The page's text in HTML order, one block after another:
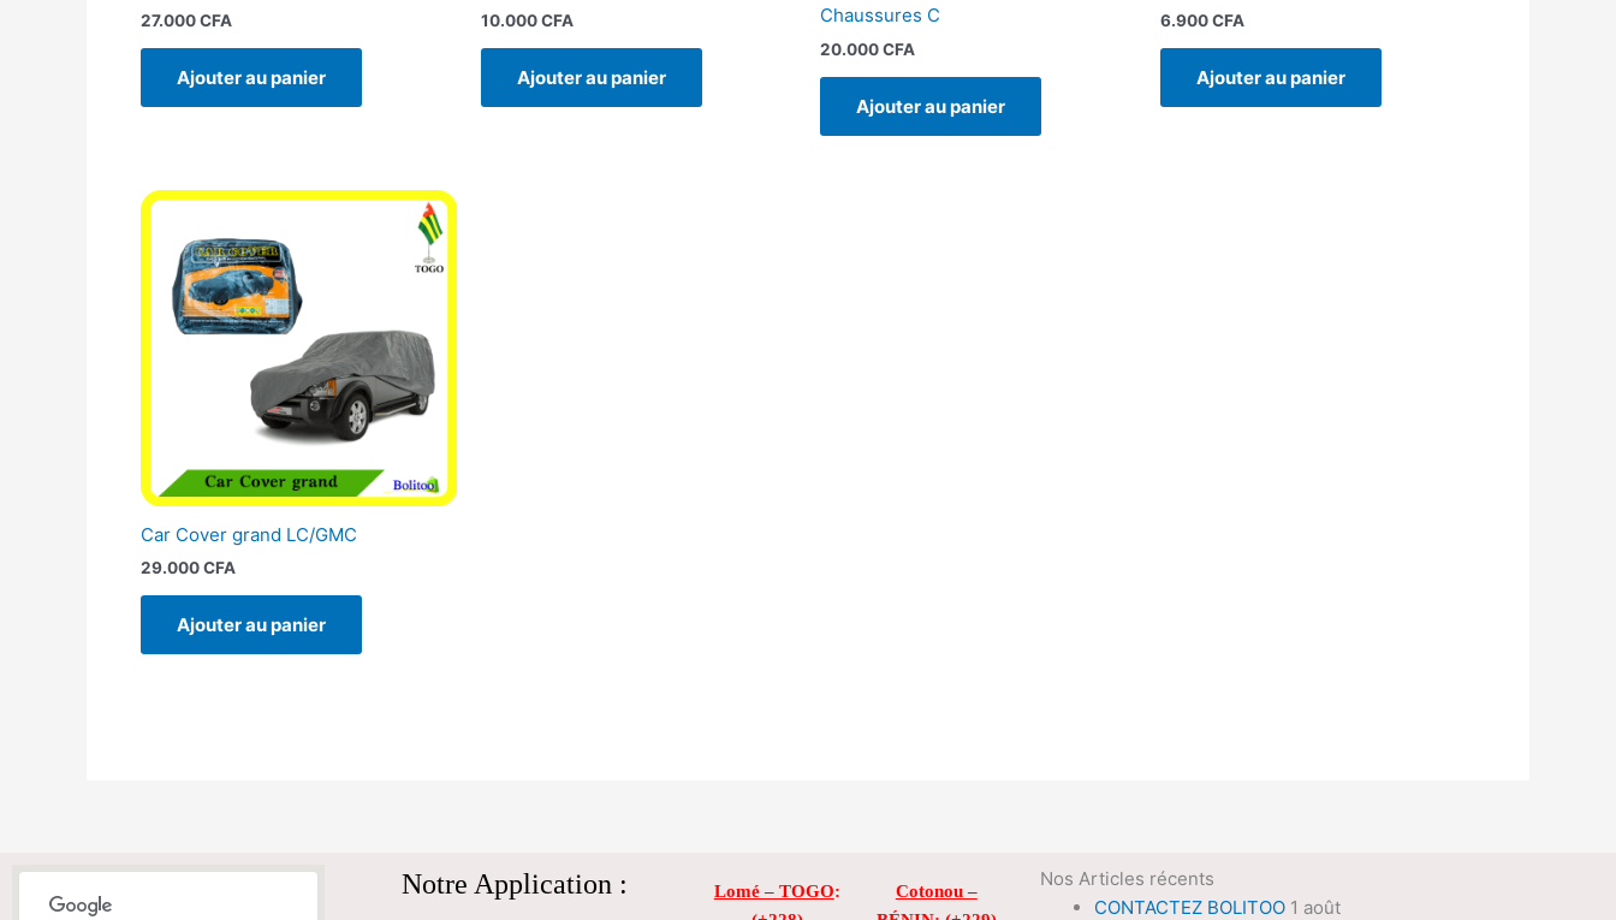
27.000CFA
Ajouter au panier
10.000CFA
Ajouter au panier
Chaussures C
20.000CFA
Ajouter au panier
6.900CFA
Ajouter au panier
Car Cover grand LC/GMC
29.000CFA
Ajouter au panier
Notre Application : Lomé – TOGO:
Cotonou –
Nos Articles récents
CONTACTEZ BOLITOO 1 août